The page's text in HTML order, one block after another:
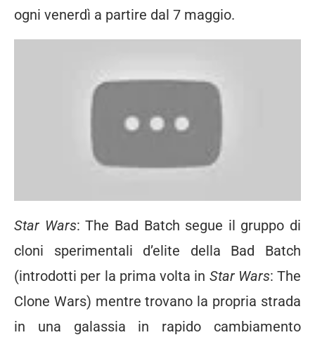
ogni venerdì a partire dal 7 maggio.
Star Wars: The Bad Batch segue il gruppo di
cloni sperimentali d’elite della Bad Batch
(introdotti per la prima volta in Star Wars: The
Clone Wars) mentre trovano la propria strada
in una galassia in rapido cambiamento